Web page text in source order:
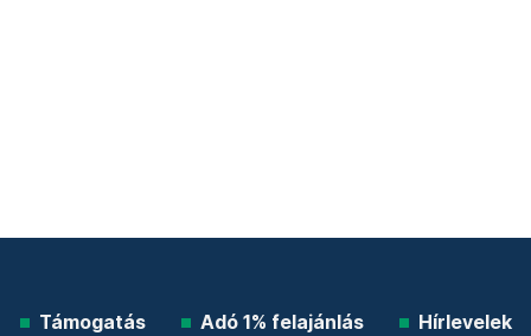
Támogatás Adó 1% felajánlás Hírlevelek